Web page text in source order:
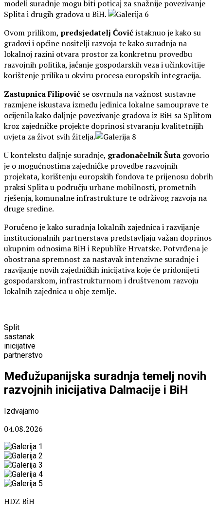
modeli suradnje mogu biti poticaj za snažnije povezivanje
Splita i drugih gradova u BiH.
Ovom prilikom, predsjedatelj Čovićistaknuo je kako su
gradovi i općine nositelji razvoja te kako suradnja na
lokalnoj razini otvara prostor za konkretnu provedbu
razvojnih politika, jačanje gospodarskih veza i učinkovitije
korištenje prilika u okviru procesa europskih integracija.
Zastupnica Filipović se osvrnula na važnost sustavne
razmjene iskustava između jedinica lokalne samouprave te
ocijenila kako daljnje povezivanje gradova iz BiH sa Splitom
kroz zajedničke projekte doprinosi stvaranju kvalitetnijih
uvjeta za život svih žitelja.
U kontekstu daljnje suradnje, gradonačelnik Šuta govorio
je o mogućnostima zajedničke provedbe razvojnih
projekata, korištenju europskih fondova te prijenosu dobrih
praksi Splita u području urbane mobilnosti, prometnih
rješenja, komunalne infrastrukture te održivog razvoja na
druge sredine.
Poručeno je kako suradnja lokalnih zajednica i razvijanje
institucionalnih partnerstava predstavljaju važan doprinos
ukupnim odnosima BiH i Republike Hrvatske. Potvrđena je
obostrana spremnost za nastavak intenzivne suradnje i
razvijanje novih zajedničkih inicijativa koje će pridonijeti
gospodarskom, infrastrukturnom i društvenom razvoju
lokalnih zajednica u obje zemlje.
Split
sastanak
inicijative
partnerstvo
Međužupanijska suradnja temelj novih
razvojnih inicijativa Dalmacije i BiH
Izdvajamo
04.08.2026
HDZ BiH